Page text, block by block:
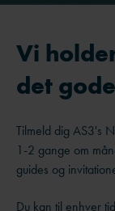
Vi
det
Tilmeld dig AS3's
1-2 gange om
guides og
Du kan til enhver